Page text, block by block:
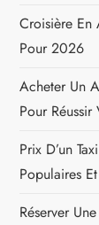
Croisière En
Pour 2026
Acheter Un
Pour
Prix D’un
Populaires
Réserver